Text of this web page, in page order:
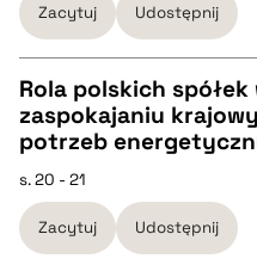
BIBTEX
pobierz cytat
Zacytuj Udostępnij
CZYSTY TEKST
pobierz cytat
Rola polskich
zaspokajaniu
potrzeb
s. 20 - 21
Zacytuj Udostępnij